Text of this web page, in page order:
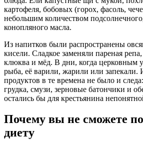
картофеля, бобовых (горох, фасоль,
небольшим количеством
конопляного масла.
Из напитков были распространены
кисели. Сладкое заменяли пареная
клюква и мёд. В дни, когда церковным
рыба, её варили, жарили или запекали.
продуктов в те времена не было и
грудка, смузи, зерновые батончики и
остались бы для крестьянина
Почему вы не сможете
диету